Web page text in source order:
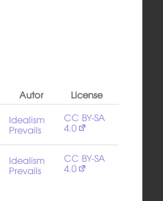
Autor
License
Idealism
Prevails
CC BY-SA
4.0
Idealism
Prevails
CC BY-SA
4.0